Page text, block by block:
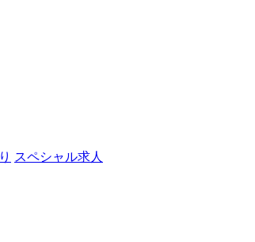
スペシャル求人